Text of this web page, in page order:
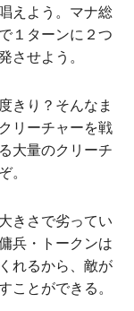
えよう。マナ総
１ターンに２つ
させよう。
きり？そんなま
リーチャーを戦
大量のクリーチ
。
きさで劣ってい
兵・トークンは
れるから、敵が
ことができる。